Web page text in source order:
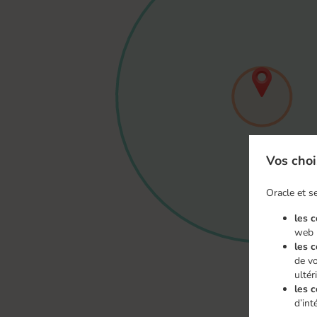
Vos
Oracle et
les
web
les
de
les